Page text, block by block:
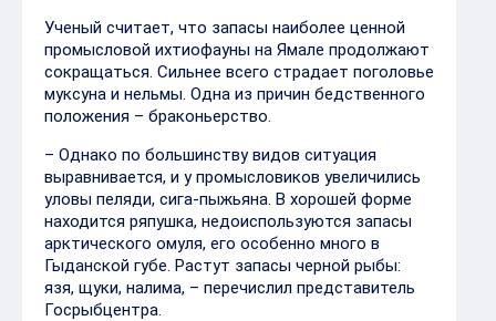
Ученый считает, что запасы наиболее ценной
промысловой ихтиофауны на Ямале продолжают
сокращаться. Сильнее всего страдает поголовье
муксуна и нельмы. Одна из причин бедственного
положения – браконьерство.
– Однако по большинству видов ситуация
выравнивается, и у промысловиков увеличились
уловы пеляди, сига-пыжьяна. В хорошей форме
находится ряпушка, недоиспользуются запасы
арктического омуля, его особенно много в
Гыданской губе. Растут запасы черной рыбы:
язя, щуки, налима, – перечислил представитель
Госрыбцентра.